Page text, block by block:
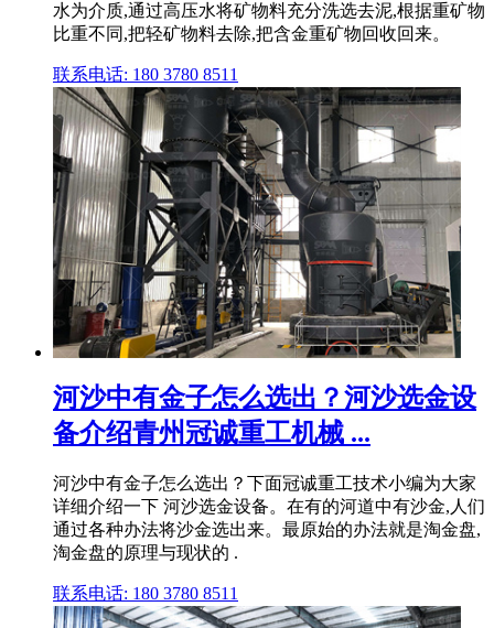
水为介质,通过高压水将矿物料充分洗选去泥,根据重矿物
比重不同,把轻矿物料去除,把含金重矿物回收回来。
联系电话: 180 3780 8511
河沙中有金子怎么选出？河沙选金设
备介绍青州冠诚重工机械 ...
河沙中有金子怎么选出？下面冠诚重工技术小编为大家
详细介绍一下 河沙选金设备。在有的河道中有沙金,人们
通过各种办法将沙金选出来。最原始的办法就是淘金盘,
淘金盘的原理与现状的 .
联系电话: 180 3780 8511